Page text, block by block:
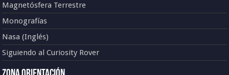
Magnetósfera Terrestre
Monografías
Nasa (Inglés)
Siguiendo al Curiosity Rover